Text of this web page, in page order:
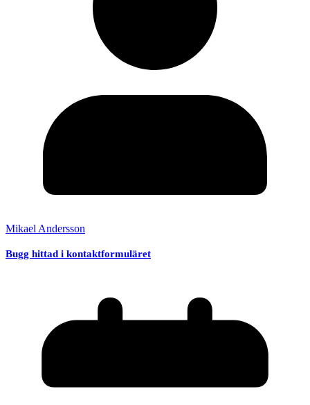
Mikael Andersson
Bugg hittad i kontaktformuläret